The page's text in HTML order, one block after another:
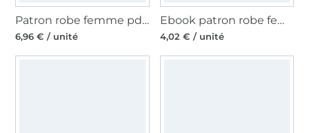
Patron robe femme pdf Liese Konfetti Patterns, en allemand
6,96 € / unité
Ebook patron robe femme Maura Sew Simple, en allemand
4,02 € / unité